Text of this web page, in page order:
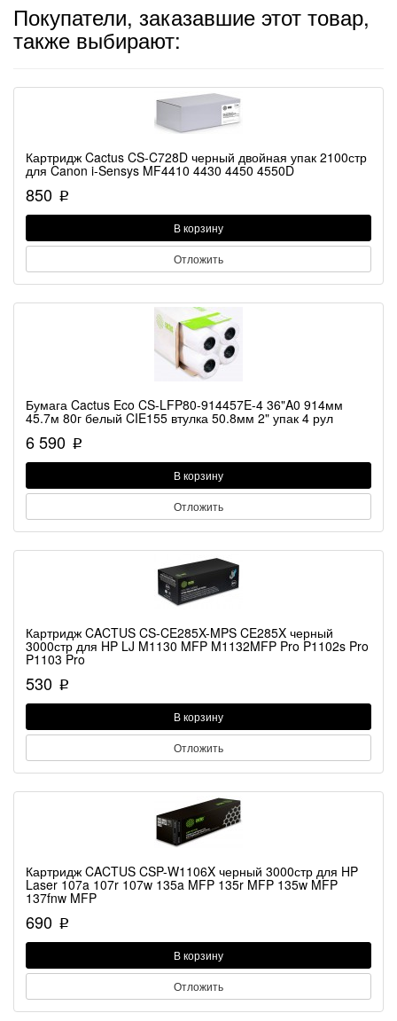
Покупатели, заказавшие этот товар,
также выбирают:
Картридж Cactus CS-C728D черный двойная упак 2100стр
для Canon i-Sensys MF4410 4430 4450 4550D
850 p
В корзину
Отложить
Бумага Cactus Eco CS-LFP80-914457E-4 36"A0 914мм
45.7м 80г белый CIE155 втулка 50.8мм 2" упак 4 рул
6 590 p
В корзину
Отложить
Картридж CACTUS CS-CE285X-MPS CE285X черный
3000стр для HP LJ M1130 MFP M1132MFP Pro P1102s Pro
P1103 Pro
530 p
В корзину
Отложить
Картридж CACTUS CSP-W1106X черный 3000стр для HP
Laser 107a 107r 107w 135a MFP 135r MFP 135w MFP
137fnw MFP
690 p
В корзину
Отложить